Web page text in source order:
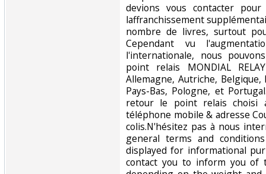
devions vous contacter
laffranchissement
nombre de livres, surtout
Cependant vu
l'internationale, nous
point relais MONDIAL
Allemagne, Autriche,
Pays-Bas, Pologne, et
retour le point relais choisi
téléphone mobile & adresse
colis.N'hésitez pas à nous
general terms and
displayed for informational
contact you to inform you of